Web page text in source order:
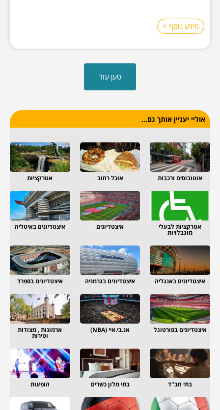
מידע נוסף >
טען עוד
אוליי יעניין אותך גם...
אוטובוסים ורכבות אוכל רחוב אטרקציות
אטרקציות לבעלי
מוגבלויות
איצטדיונים איצטדיונים באיטליה
איצטדיונים באנגליה איצטדיונים בגרמניה איצטדיונים בספרד
איצטדיונים בפורטוגל אנ.בי.איי (NBA) ארמונות , מצודות
וטירות
בתי חב"ד בתי מלון כשרים הופעות